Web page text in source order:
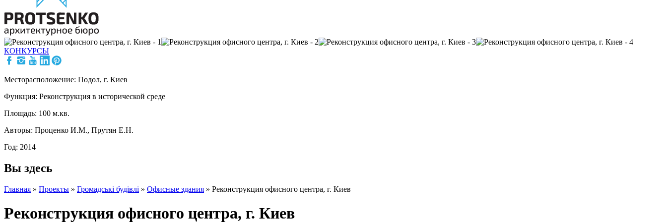
КОНКУРСЫ
Месторасположение: Подол, г. Киев
Функция: Реконструкция в исторической среде
Площадь: 100 м.кв.
Авторы: Проценко И.М., Прутян Е.Н.
Год: 2014
Вы здесь
Главная » Проекты » Громадські будівлі » Офисные здания » Реконструкция офисного центра, г. Киев
Реконструкция офисного центра, г. Киев